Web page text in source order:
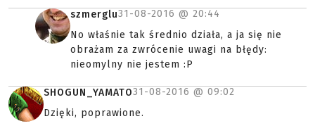
szmerglu31-08-2016 @ 20:44
No właśnie tak średnio działa, a ja się nie
obrażam za zwrócenie uwagi na błędy:
nieomylny nie jestem :P
SHOGUN_YAMATO31-08-2016 @ 09:02
Dzięki, poprawione.